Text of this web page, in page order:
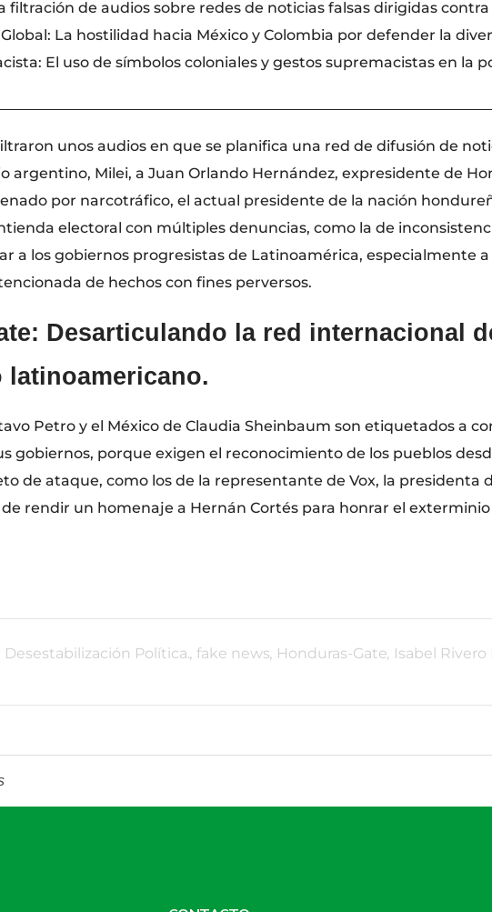
filtración de audios sobre redes de noticias falsas dirigidas
La hostilidad hacia México y Colombia por defender la
El uso de símbolos coloniales y gestos supremacistas en la
unos audios en que se planifica una red de difusión de
argentino, Milei, a Juan Orlando Hernández, expresidente de
por narcotráfico, el actual presidente de la nación
electoral con múltiples denuncias, como la de
a los gobiernos progresistas de Latinoamérica, especialmente
de hechos con fines perversos.
Desarticulando la red internacional
Petro y el México de Claudia Sheinbaum son etiquetados a
gobiernos, porque exigen el reconocimiento de los pueblos
de ataque, como los de la representante de Vox, la presidenta
rendir un homenaje a Hernán Cortés para honrar el
Desestabilización Política., fake news, Honduras-Gate, Isabel Rivero